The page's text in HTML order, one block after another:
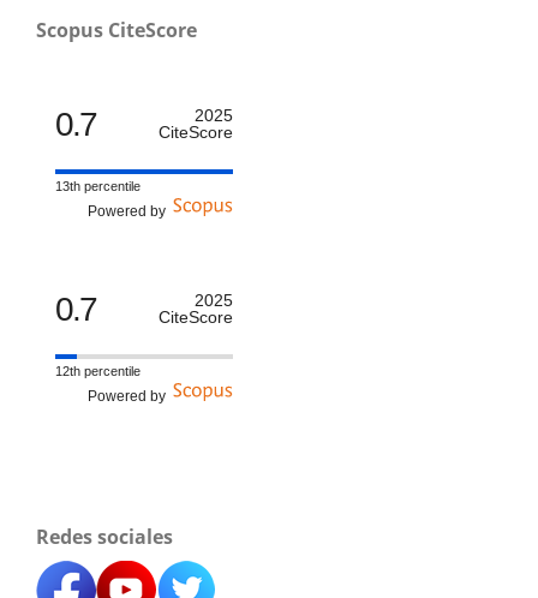
Scopus CiteScore
0.7
2025
CiteScore
13th percentile
Powered by
0.7
2025
CiteScore
12th percentile
Powered by
Redes sociales